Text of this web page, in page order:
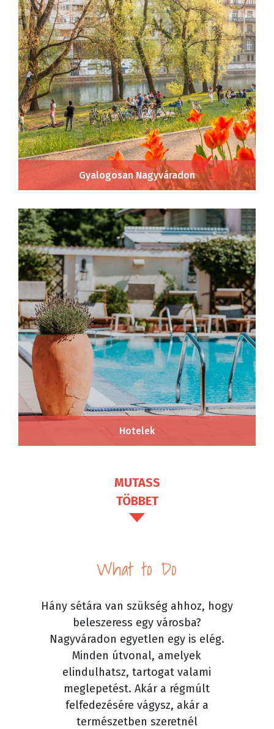
Gyalogosan Nagyváradon
Hotelek
MUTASS
TÖBBET
What to Do
Hány sétára van szükség ahhoz, hogy
beleszeress egy városba?
Nagyváradon egyetlen egy is elég.
Minden útvonal, amelyek
elindulhatsz, tartogat valami
meglepetést. Akár a régmúlt
felfedezésére vágysz, akár a
természetben szeretnél